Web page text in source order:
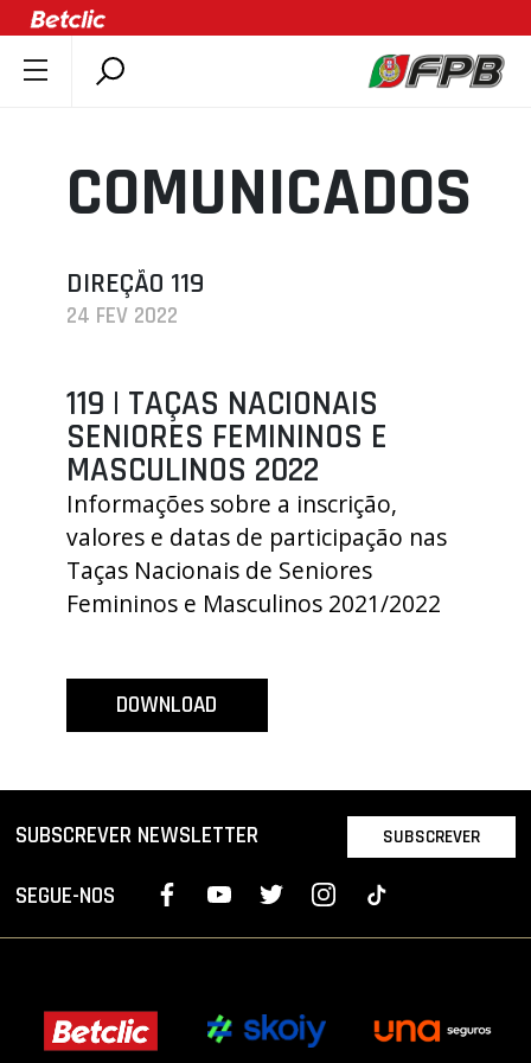
DOCUMENTOS
ÚLTIMAS
ASSOCIAÇÕES
CLUBES
AGENDA
SELEÇÕES
MINIBASQUETE
ÁREA TÉCNICA
PROJETOS
LIGA BETCLIC MASCULINA
COMUNICADOS
DIREÇÃO 119
24 FEV 2022
119 | TAÇAS NACIONAIS
SENIORES FEMININOS E
MASCULINOS 2022
Informações sobre a inscrição,
valores e datas de participação nas
Taças Nacionais de Seniores
Femininos e Masculinos 2021/2022
DOWNLOAD
SUBSCREVER NEWSLETTER SUBSCREVER
SEGUE-NOS